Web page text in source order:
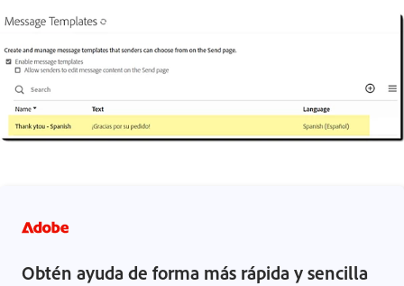
Obtén ayuda de forma más rápida y sencilla